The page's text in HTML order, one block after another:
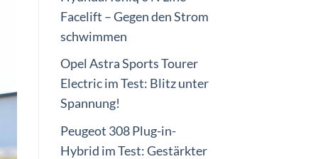
Facelift – Gegen den Strom
schwimmen
Opel Astra Sports Tourer
Electric im Test: Blitz unter
Spannung!
Peugeot 308 Plug-in-
Hybrid im Test: Gestärkter